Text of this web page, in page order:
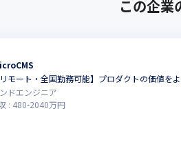
この企業
リモート・全国勤務可能】プロダクトの価値を
ドエンジニア
: 480-2040万円